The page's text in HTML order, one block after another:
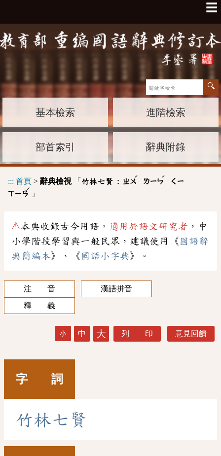
☰
基本檢索 進階檢索
部首索引 辭典附錄
::: 首頁 > 辭典檢視「 竹林七賢 : ㄓㄨ
ˊ
ㄌㄧㄣ
ˊ
ㄑㄧ
ㄒㄧㄢ
ˊ
」
⚠本典收錄古今用語， 適用於語文研究者 ，中
小學階段學習與一般民眾，建議使用《 國語辭
典簡編本》、《 國語小字典》。
注 音
漢語拼音
釋 義
小 中 大 列 印 意見回饋
字 詞
竹林七 賢